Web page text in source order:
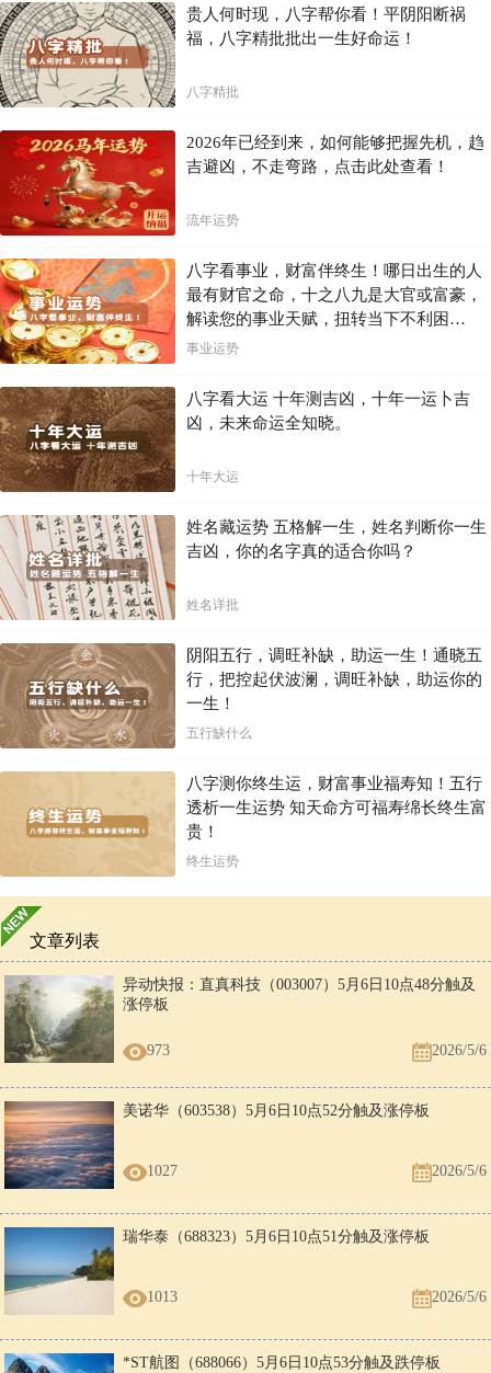
贵人何时现，八字帮你看！平阴阳断祸
福，八字精批批出一生好命运！
八字精批
2026年已经到来，如何能够把握先机，趋
吉避凶，不走弯路，点击此处查看！
流年运势
八字看事业，财富伴终生！哪日出生的人
最有财官之命，十之八九是大官或富豪，
解读您的事业天赋，扭转当下不利困
局！！
事业运势
八字看大运 十年测吉凶，十年一运卜吉
凶，未来命运全知晓。
十年大运
姓名藏运势 五格解一生，姓名判断你一生
吉凶，你的名字真的适合你吗？
姓名详批
阴阳五行，调旺补缺，助运一生！通晓五
行，把控起伏波澜，调旺补缺，助运你的
一生！
五行缺什么
八字测你终生运，财富事业福寿知！五行
透析一生运势 知天命方可福寿绵长终生富
贵！
终生运势
文章列表
异动快报：直真科技（003007）5月6日10点48分触及
涨停板
973 2026/5/6
美诺华（603538）5月6日10点52分触及涨停板
1027 2026/5/6
瑞华泰（688323）5月6日10点51分触及涨停板
1013 2026/5/6
*ST航图（688066）5月6日10点53分触及跌停板